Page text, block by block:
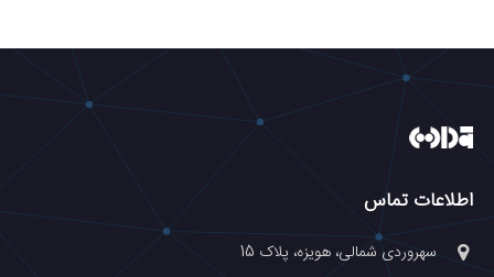
اطلاعات تماس
سهروردی شمالی، هویزه، پلاک 15